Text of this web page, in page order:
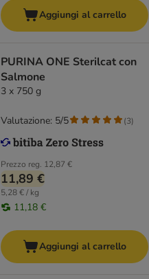
Aggiungi al carrello
PURINA ONE Sterilcat con
Salmone
3 x 750 g
Prezzo reg. 12,87 €
11,89 €
5,28 € / kg
11,18 €
Valutazione: 5/5 (3)
Aggiungi al carrello